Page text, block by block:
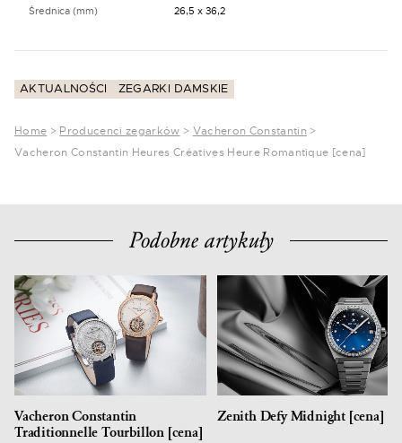
Średnica (mm) 26,5 x 36,2
AKTUALNOŚCI ZEGARKI DAMSKIE
Home > Producenci zegarków > Vacheron Constantin >
Vacheron Constantin Heures Créatives Heure Romantique [cena]
Podobne artykuły
Vacheron Constantin
Traditionnelle Tourbillon [cena]
Zenith Defy Midnight [cena]